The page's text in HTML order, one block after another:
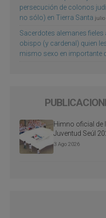
persecución de colonos
no sólo) en Tierra Santa julio
Sacerdotes alemanes
obispo (y cardenal) quien
mismo sexo en importante
Himno oficial de
Juventud Seúl
3 Ago 2026